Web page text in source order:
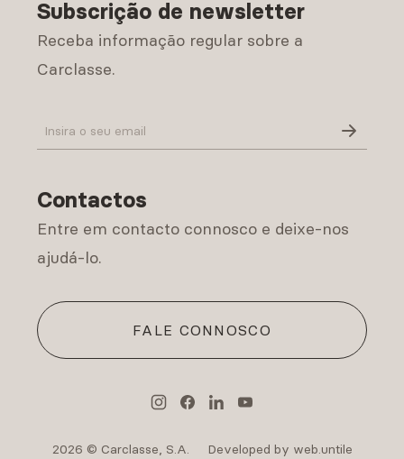
Subscrição de newsletter
Receba informação regular sobre a
Carclasse.
Contactos
Entre em contacto connosco e deixe-nos
ajudá-lo.
FALE CONNOSCO
2026 © Carclasse, S.A. Developed by web.untile